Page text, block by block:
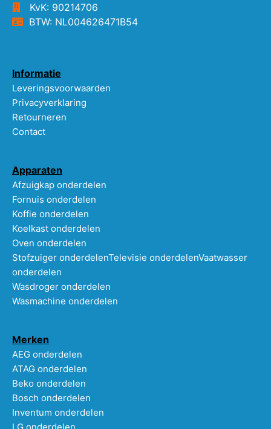
KvK: 90214706
BTW: NL004626471B54
Informatie
Leveringsvoorwaarden
Privacyverklaring
Retourneren
Contact
Apparaten
Afzuigkap onderdelen
Fornuis onderdelen
Koffie onderdelen
Koelkast onderdelen
Oven onderdelen
Stofzuiger onderdelenTelevisie onderdelenVaatwasser
onderdelen
Wasdroger onderdelen
Wasmachine onderdelen
Merken
AEG onderdelen
ATAG onderdelen
Beko onderdelen
Bosch onderdelen
Inventum onderdelen